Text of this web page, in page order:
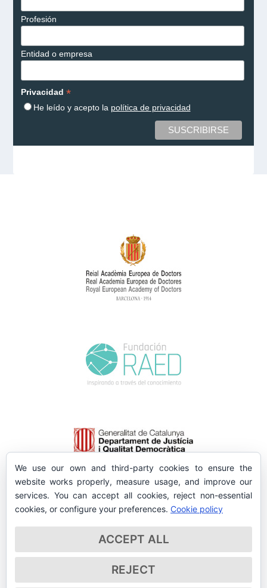
Profesión
Entidad o empresa
Privacidad *
He leído y acepto la política de privacidad
We use our own and third-party cookies to ensure the
website works properly, measure usage, and improve our
services. You can accept all cookies, reject non-essential
cookies, or configure your preferences. Cookie policy
ACCEPT ALL
REJECT